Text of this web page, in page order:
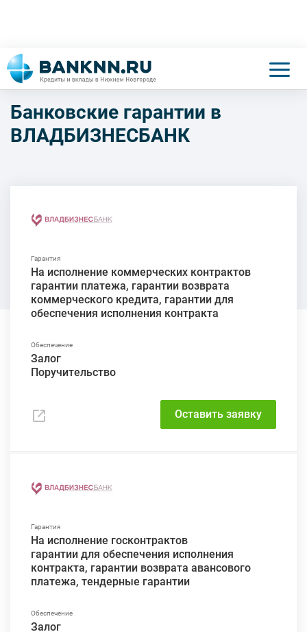
Банковские гарантии в
ВЛАДБИЗНЕСБАНК
На исполнение коммерческих контрактов
гарантии платежа, гарантии возврата
коммерческого кредита, гарантии для
обеспечения исполнения контракта
Залог
Поручительство
Оставить заявку
На исполнение госконтрактов
гарантии для обеспечения исполнения
контракта, гарантии возврата авансового
платежа, тендерные гарантии
Залог